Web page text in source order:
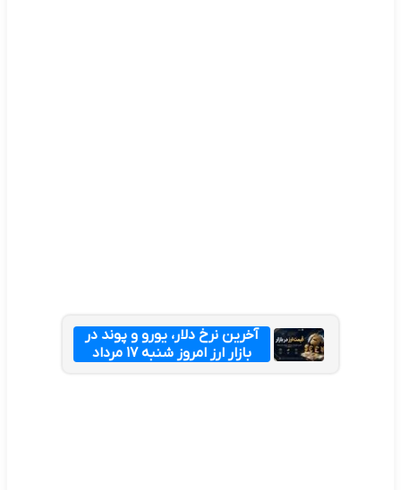
آخرین نرخ دلار، یورو و پوند در
بازار ارز امروز شنبه ۱۷ مرداد